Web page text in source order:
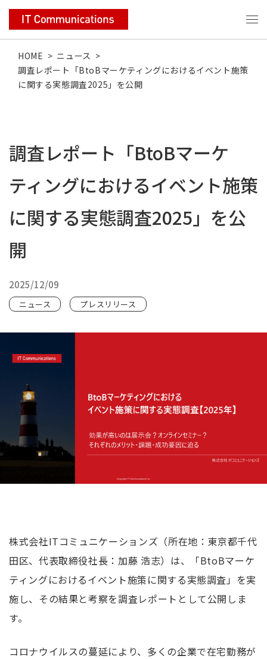
HOME > ニュース >
調査レポート「BtoBマーケティングにおけるイベント施策
に関する実態調査2025」を公開
調査レポート「BtoBマーケ
ティングにおけるイベント施策
に関する実態調査2025」を公
開
2025/12/09
ニュース プレスリリース
株式会社ITコミュニケーションズ（所在地：東京都千代
田区、代表取締役社長：加藤 浩志）は、「BtoBマーケ
ティングにおけるイベント施策に関する実態調査」を実
施し、その結果と考察を調査レポートとして公開しま
す。
コロナウイルスの蔓延により、多くの企業で在宅勤務が